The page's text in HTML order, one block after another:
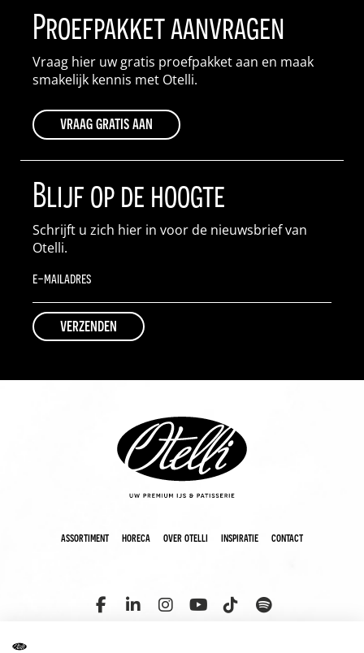
Proefpakket aanvragen
Vraag hier uw gratis proefpakket aan en maak
smakelijk kennis met Otelli.
vraag gratis aan
Blijf op de hoogte
Schrijft u zich hier in voor de nieuwsbrief van
Otelli.
assortiment horeca over otelli inspiratie contact